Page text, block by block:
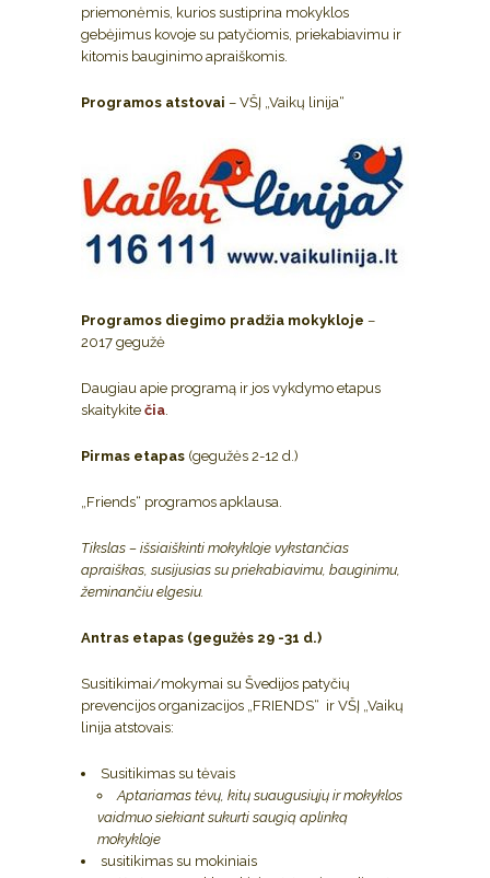
priemonėmis, kurios sustiprina mokyklos
gebėjimus kovoje su patyčiomis, priekabiavimu ir
kitomis bauginimo apraiškomis.
Programos atstovai – VŠĮ „Vaikų linija“
Programos diegimo pradžia mokykloje –
2017 gegužė
Daugiau apie programą ir jos vykdymo etapus
skaitykite čia
Pirmas etapas (gegužės 2-12 d.)
„Friends“ programos apklausa.
Tikslas – išsiaiškinti mokykloje vykstančias
apraiškas, susijusias su priekabiavimu, bauginimu,
žeminančiu elgesiu.
Antras etapas (gegužės 29 -31 d.)
Susitikimai/mokymai su Švedijos patyčių
prevencijos organizacijos „FRIENDS“ ir VŠĮ „Vaikų
linija atstovais:
Susitikimas su tėvais
Aptariamas tėvų, kitų suaugusiųjų ir mokyklos
vaidmuo siekiant sukurti saugią aplinką
mokykloje
susitikimas su mokiniais